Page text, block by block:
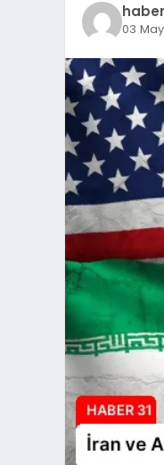
haber
03